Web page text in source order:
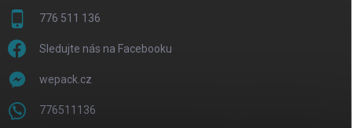
776 511 136
Sledujte nás na Facebooku
wepack.cz
776511136